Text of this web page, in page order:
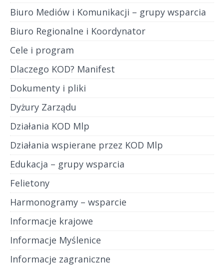
Biuro Mediów i Komunikacji – grupy wsparcia
Biuro Regionalne i Koordynator
Cele i program
Dlaczego KOD? Manifest
Dokumenty i pliki
Dyżury Zarządu
Działania KOD Mlp
Działania wspierane przez KOD Mlp
Edukacja – grupy wsparcia
Felietony
Harmonogramy – wsparcie
Informacje krajowe
Informacje Myślenice
Informacje zagraniczne